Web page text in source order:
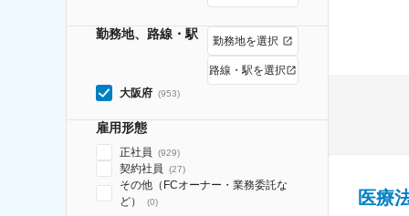
勤務地、路線・駅 勤務地を選択
路線・駅を選択
大阪府 (953)
雇用形態
正社員 (929)
契約社員 (27)
その他（FCオーナー・業務委託な
ど）
(0) 医療